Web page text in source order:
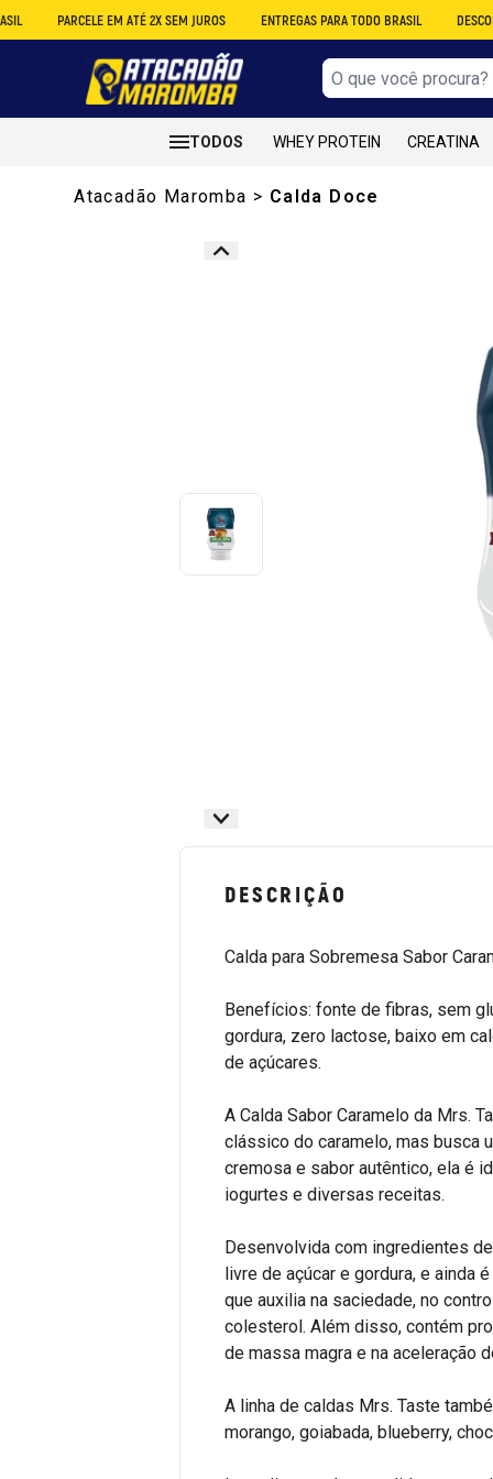
PARCELE EM ATÉ 2X SEM JUROS ENTREGAS PARA TODO BRASIL DESCONTO NO
TODOS WHEY PROTEIN CREATINA
Atacadão Maromba > Calda Doce
DESCRIÇÃO
Calda para Sobremesa Sabor
Benefícios: fonte de fibras, sem
gordura, zero lactose, baixo em
de açúcares.
A Calda Sabor Caramelo da Mrs.
clássico do caramelo, mas busca
cremosa e sabor autêntico, ela é
iogurtes e diversas receitas.
Desenvolvida com ingredientes
livre de açúcar e gordura, e ainda
que auxilia na saciedade, no
colesterol. Além disso, contém
de massa magra e na aceleração
A linha de caldas Mrs. Taste
morango, goiabada, blueberry,